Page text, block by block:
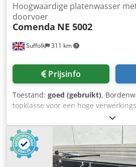
Suffolk 311 km
Hoogwaardige platenwasser
doorvoer
Comenda NE 5002
Prijsinfo
Toestand: goed (gebruikt),
topklasse voor een hoge
het Wembley Football Stadium
de horeca. Mooie staat en met
Eiyedpock